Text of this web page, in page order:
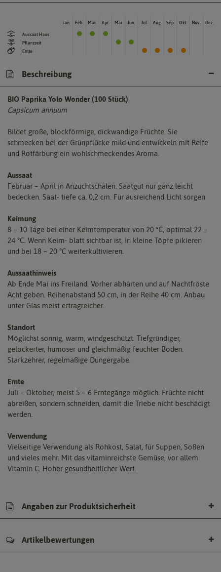
Aussaat Haus
Pflanzzeit
Ernte
Jan. Feb. Mär. Apr. Mai Jun. Jul. Aug. Sep. Okt. Nov. Dez.
Beschreibung
BIO Paprika Yolo Wonder (100 Stück)
Capsicum annuum
Bildet große, blockförmige, dickwandige Früchte. Sie
schmecken bei der Grünpflücke mild und entwickeln mit Reife
und Rotfärbung ein wohlschmeckendes Aroma.
Aussaat
Februar – April in Anzuchtschalen. Saatgut nur ganz leicht
bedecken. Saat- tiefe ca. 0,2 cm. Für ausreichend Licht sorgen
Keimung
8 – 10 Tage bei einer Keimtemperatur von 20 °C, optimal 22 –
24 °C. Wenn Keim- blatt sichtbar ist, in kleine Töpfe pikieren
und bei 18 – 20 °C weiterkultivieren.
Aussaathinweis
Ab Ende Mai ins Freiland. Vorher abhärten und auf Nachtfröste
Acht geben. Reihenabstand 50 cm, in der Reihe 40 cm. Anbau
unter Glas meist ertragreicher.
Standort
Möglichst sonnig, warm, windgeschützt. Tiefgründiger,
gelockerter, humoser und gleichmäßig feuchter Boden.
Starkzehrer, regelmäßige Düngergabe.
Ernte
Juli – Oktober, meist 5 – 6 Erntegänge möglich. Früchte nicht
abreißen, sondern schneiden, damit die Triebe nicht beschädigt
werden.
Verwendung
Vielseitige Verwendung als Rohkost, Salat, für Suppen, Soßen
und vieles mehr. Mit das vitaminreichste Gemüse, vor allem
Vitamin C. Hoher gesundheitlicher Wert.
Angaben zur Produktsicherheit
Artikelbewertungen